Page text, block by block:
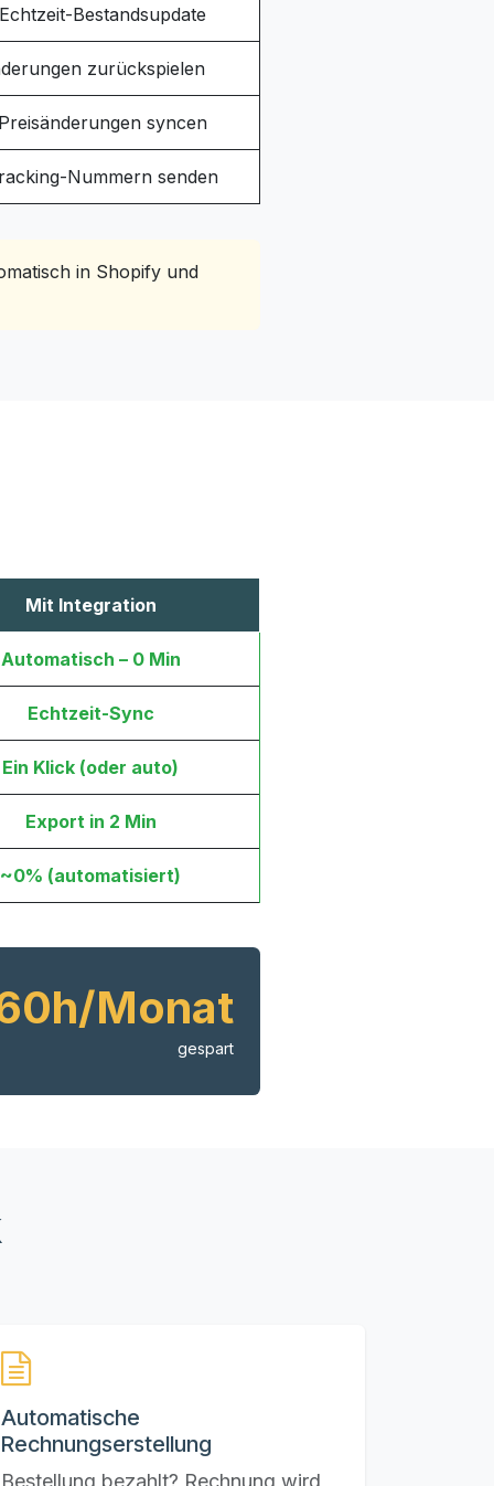
Bestandsupdate
zurückspielen
syncen
Nummern senden
in Shopify und
Mit Integration
Automatisch – 0 Min
Echtzeit-Sync
Ein Klick (oder auto)
Export in 2 Min
~0% (automatisiert)
Monat
gespart
Automatische
Rechnungserstellung
Bestellung bezahlt? Rechnung wird